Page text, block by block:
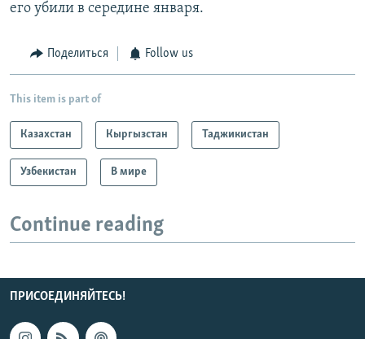
его убили в середине января.
Поделиться Follow us
This item is part of
Казахстан Кыргызстан Таджикистан
Узбекистан В мире
Continue reading
ПРИСОЕДИНЯЙТЕСЬ!